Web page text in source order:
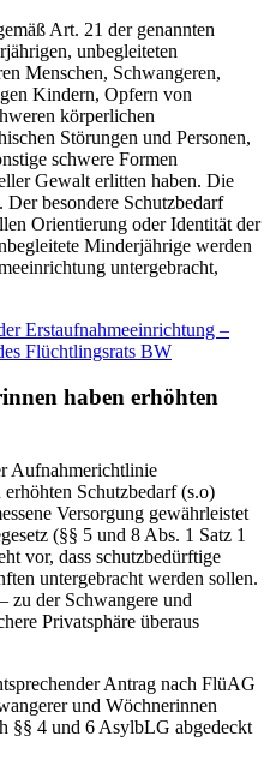
Art. 21 der genannten
unbegleiteten
Menschen, Schwangeren,
Kindern, Opfern von
körperlichen
Störungen und Personen,
schwere Formen
Gewalt erlitten haben. Die
besondere Schutzbedarf
Orientierung oder Identität der
Minderjährige werden
untergebracht,
Erstaufnahmeeinrichtung –
Flüchtlingsrats BW
haben erhöhten
Aufnahmerichtlinie
Schutzbedarf (s.o)
Versorgung gewährleistet
(§§ 5 und 8 Abs. 1 Satz 1
vor, dass schutzbedürftige
untergebracht werden sollen.
zu der Schwangere und
Privatsphäre überaus
Antrag nach FlüAG
und Wöchnerinnen
§§ 4 und 6 AsylbLG abgedeckt